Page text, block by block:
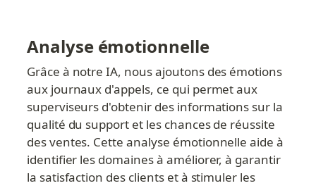
Analyse émotionnelle
Grâce à notre IA, nous ajoutons des émotions
aux journaux d'appels, ce qui permet aux
superviseurs d'obtenir des informations sur la
qualité du support et les chances de réussite
des ventes. Cette analyse émotionnelle aide à
identifier les domaines à améliorer, à garantir
la satisfaction des clients et à stimuler les